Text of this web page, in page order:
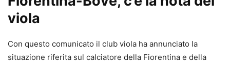
viola
Con questo comunicato il club viola ha annunciato la
situazione riferita sul calciatore della Fiorentina e della